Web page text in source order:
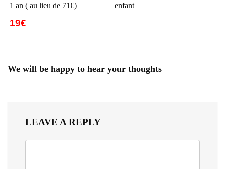
1 an ( au lieu de 71€)
19€
enfant
We will be happy to hear your thoughts
LEAVE A REPLY